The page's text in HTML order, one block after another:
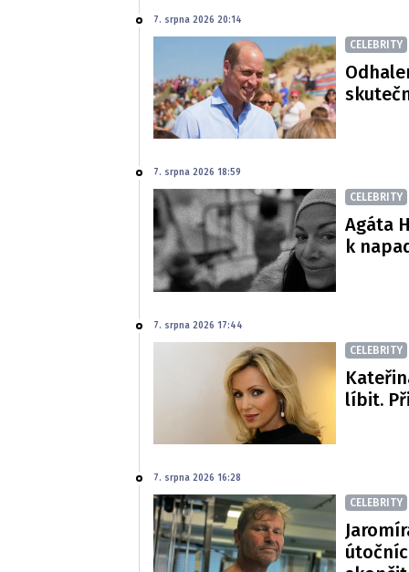
7. srpna 2026 20:14
CELEBRITY
7. srpna 2026 18:59
CELEBRITY
Agáta
k
7. srpna 2026 17:44
CELEBRITY
líbit.
7. srpna 2026 16:28
CELEBRITY